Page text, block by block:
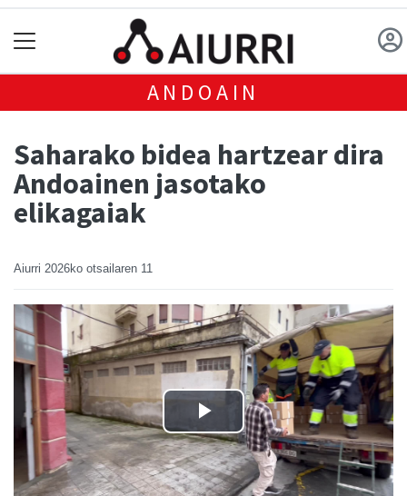
ANDOAIN
Saharako bidea hartzear dira
Andoainen jasotako
elikagaiak
Aiurri 2026ko otsailaren 11